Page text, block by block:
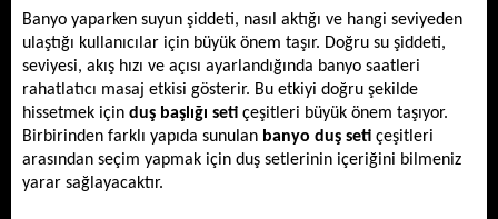
Banyo yaparken suyun şiddeti, nasıl aktığı ve hangi seviyeden
ulaştığı kullanıcılar için büyük önem taşır. Doğru su şiddeti,
seviyesi, akış hızı ve açısı ayarlandığında banyo saatleri
rahatlatıcı masaj etkisi gösterir. Bu etkiyi doğru şekilde
hissetmek için duş başlığı seti çeşitleri büyük önem taşıyor.
Birbirinden farklı yapıda sunulan banyo duş seti çeşitleri
arasından seçim yapmak için duş setlerinin içeriğini bilmeniz
yarar sağlayacaktır.